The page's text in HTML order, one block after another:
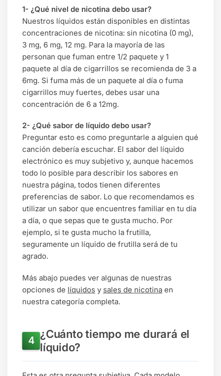
1- ¿Qué nivel de nicotina debo usar?
Nuestros líquidos están disponibles en distintas
concentraciones de nicotina: sin nicotina (0 mg),
3 mg, 6 mg, 12 mg. Para la mayoría de las
personan que fuman entre 1/2 paquete y 1
paquete al día de cigarrillos se recomienda de 3 a
6mg. Si fuma más de un paquete al día o fuma
cigarrillos muy fuertes, debes usar una
concentración de 6 a 12mg.
2- ¿Qué sabor de líquido debo usar?
Preguntar esto es como preguntarle a alguien qué
canción debería escuchar. El sabor del líquido
electrónico es muy subjetivo y, aunque hacemos
todo lo posible para describir los sabores en
nuestra página, todos tienen diferentes
preferencias de sabor. Lo que recomendamos es
utilizar un sabor que encuentres familiar en tu día
a día, o que sepas que te gusta mucho. Por
ejemplo, si te gusta mucho la frutilla,
seguramente un líquido de frutilla será de tu
agrado.
Más abajo puedes ver algunas de nuestras
opciones de líquidos y sales de nicotina en
nuestra categoría completa.
¿Cuánto tiempo me durará el
líquido?